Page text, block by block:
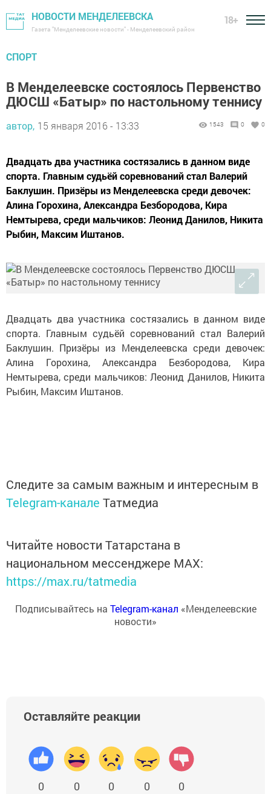
НОВОСТИ МЕНДЕЛЕЕВСКА
Газета "Менделеевские новости" - Менделеевский район
18+
СПОРТ
В Менделеевске состоялось Первенство
ДЮСШ «Батыр» по настольному теннису
автор, 15 января 2016 - 13:33 1543 0 0
Двадцать два участника состязались в данном виде
спорта. Главным судьёй соревнований стал Валерий
Баклушин. Призёры из Менделеевска среди девочек:
Алина Горохина, Александра Безбородова, Кира
Немтырева, среди мальчиков: Леонид Данилов, Никита
Рыбин, Максим Иштанов.
Двадцать два участника состязались в данном виде
спорта. Главным судьёй соревнований стал Валерий
Баклушин. Призёры из Менделеевска среди девочек:
Алина Горохина, Александра Безбородова, Кира
Немтырева, среди мальчиков: Леонид Данилов, Никита
Рыбин, Максим Иштанов.
Следите за самым важным и интересным в
Telegram-канале Татмедиа
Читайте новости Татарстана в
национальном мессенджере MАХ:
https://max.ru/tatmedia
Подписывайтесь на Telegram-канал «Менделеевские
новости»
Оставляйте реакции
0 0 0 0 0